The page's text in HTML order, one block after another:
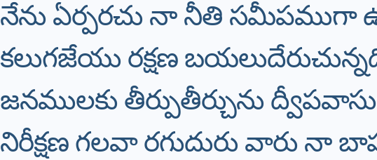
నేను ఏర్పరచు నా నీతి సమీపముగా
కలుగజేయు రక్షణ
జనములకు తీర్పుతీర్చును
నిరీక్షణ గలవా రగుదురు వారు నా